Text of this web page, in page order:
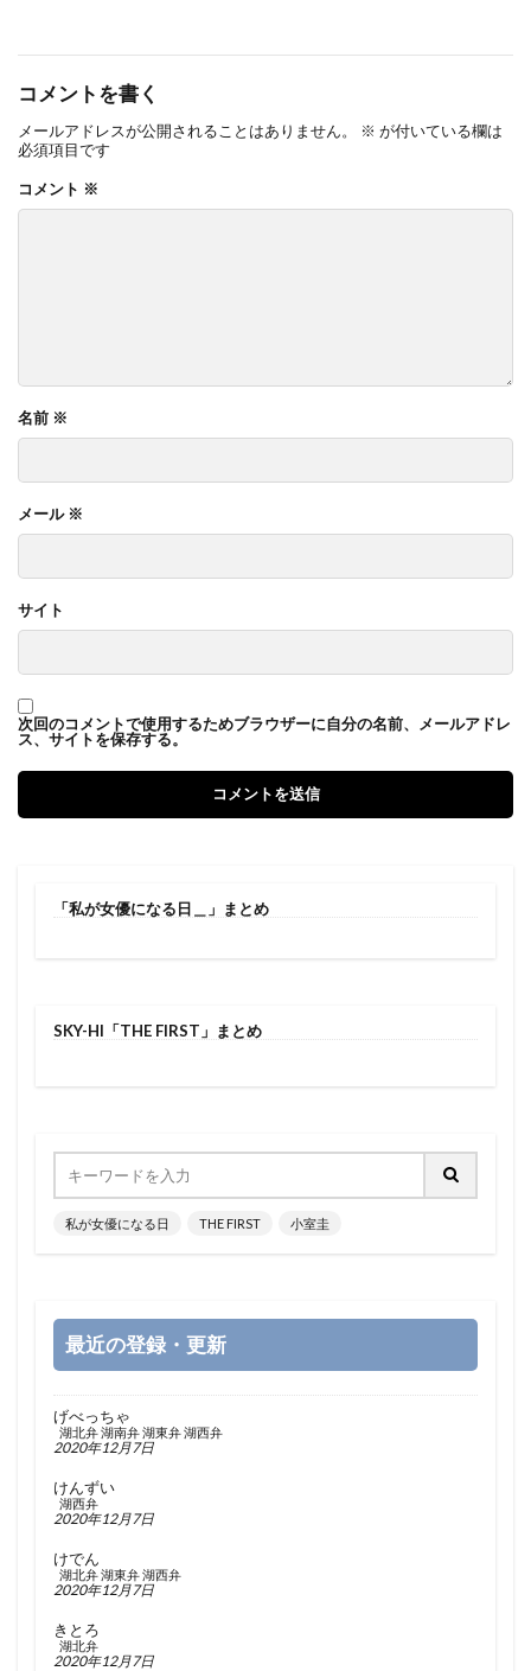
コメントを書く
メールアドレスが公開されることはありません。 ※ が付いている欄は
必須項目です
コメント ※
名前 ※
メール ※
サイト
次回のコメントで使用するためブラウザーに自分の名前、メールアドレ
ス、サイトを保存する。
「私が女優になる日＿」まとめ
SKY-HI「THE FIRST」まとめ
私が女優になる日 THE FIRST 小室圭
最近の登録・更新
げべっちゃ
湖北弁湖南弁湖東弁湖西弁
2020年12月7日
けんずい
湖西弁
2020年12月7日
けでん
湖北弁湖東弁湖西弁
2020年12月7日
きとろ
湖北弁
2020年12月7日